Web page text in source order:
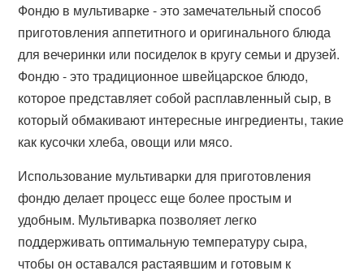
Фондю в мультиварке - это замечательный способ
приготовления аппетитного и оригинального блюда
для вечеринки или посиделок в кругу семьи и друзей.
Фондю - это традиционное швейцарское блюдо,
которое представляет собой расплавленный сыр, в
который обмакивают интересные ингредиенты, такие
как кусочки хлеба, овощи или мясо.
Использование мультиварки для приготовления
фондю делает процесс еще более простым и
удобным. Мультиварка позволяет легко
поддерживать оптимальную температуру сыра,
чтобы он оставался растаявшим и готовым к